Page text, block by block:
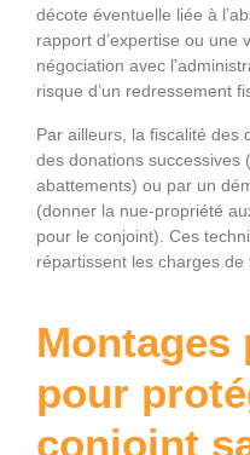
décote éventuelle liée à
rapport d’expertise ou une
négociation avec
risque d’un redressement
Par ailleurs, la fiscalité des
des donations successives
abattements) ou par un
(donner la nue-propriété
pour le conjoint). Ces
répartissent les charges de
Montages
pour
conjoint